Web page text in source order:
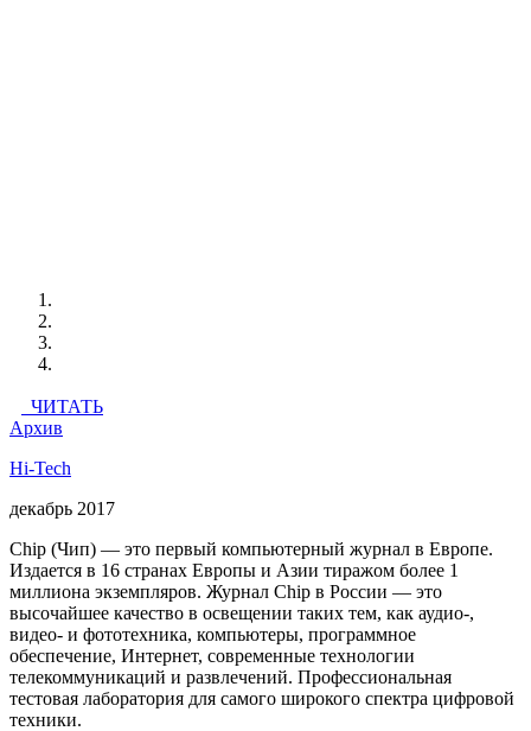
ЧИТАТЬ
Архив
Hi-Tech
декабрь 2017
Chip (Чип) — это первый компьютерный журнал в Европе.
Издается в 16 странах Европы и Азии тиражом более 1
миллиона экземпляров. Журнал Chip в России — это
высочайшее качество в освещении таких тем, как аудио-,
видео- и фототехника, компьютеры, программное
обеспечение, Интернет, современные технологии
телекоммуникаций и развлечений. Профессиональная
тестовая лаборатория для самого широкого спектра цифровой
техники.